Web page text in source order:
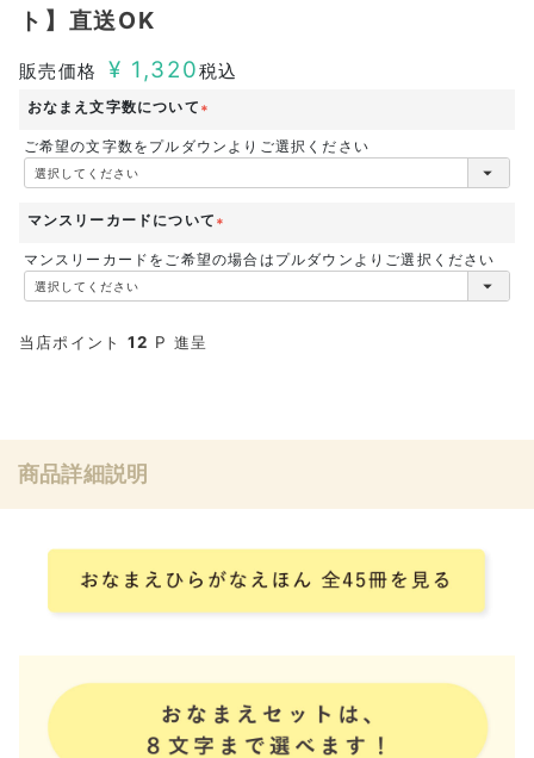
ト】直送OK
販売価格 ¥ 1,320税込
おなまえ文字数について
必
須
ご希望の文字数をプルダウンよりご選択ください
マンスリーカードについて
必
須
マンスリーカードをご希望の場合はプルダウンよりご選択ください
当店ポイント 12 P 進呈
商品詳細説明